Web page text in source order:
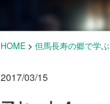
HOME > 但馬長寿の郷で学ぶ
2017/03/15